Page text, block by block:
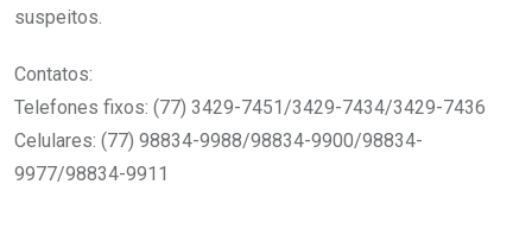
suspeitos.
Contatos:
Telefones fixos: (77) 3429-7451/3429-7434/3429-7436
Celulares: (77) 98834-9988/98834-9900/98834-
9977/98834-9911